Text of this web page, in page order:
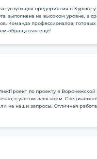
услуги для предприятия в Курске у
выполнена на высоком уровне, в
Команда профессионалов, готовых
обращаться ещё!
по проекту в Воронежской
с учётом всех норм.
на наши запросы. Отличная